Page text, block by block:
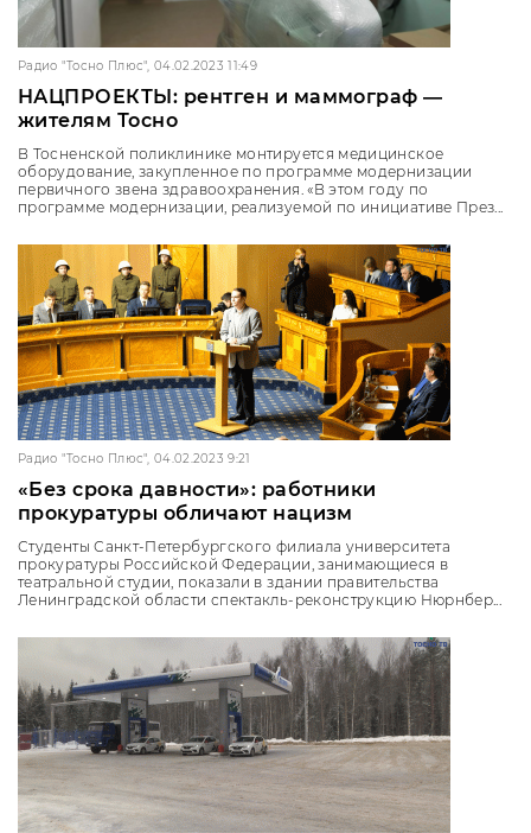
Радио "Тосно Плюс", 04.02.2023 11:49
НАЦПРОЕКТЫ: рентген и маммограф ―
жителям Тосно
В Тосненской поликлинике монтируется медицинское
оборудование, закупленное по программе модернизации
первичного звена здравоохранения. «В этом году по
программе модернизации, реализуемой по инициативе През...
Радио "Тосно Плюс", 04.02.2023 9:21
«Без срока давности»: работники
прокуратуры обличают нацизм
Студенты Санкт-Петербургского филиала университета
прокуратуры Российской Федерации, занимающиеся в
театральной студии, показали в здании правительства
Ленинградской области спектакль-реконструкцию Нюрнбер...